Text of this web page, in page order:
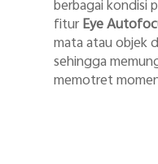
berbagai kondisi
fiturEye
mata atau objek
sehingga
memotret